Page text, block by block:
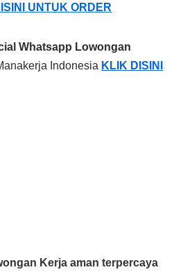
UNTUK ORDER
Whatsapp Lowongan
Indonesia KLIK DISINI
Kerja aman terpercaya